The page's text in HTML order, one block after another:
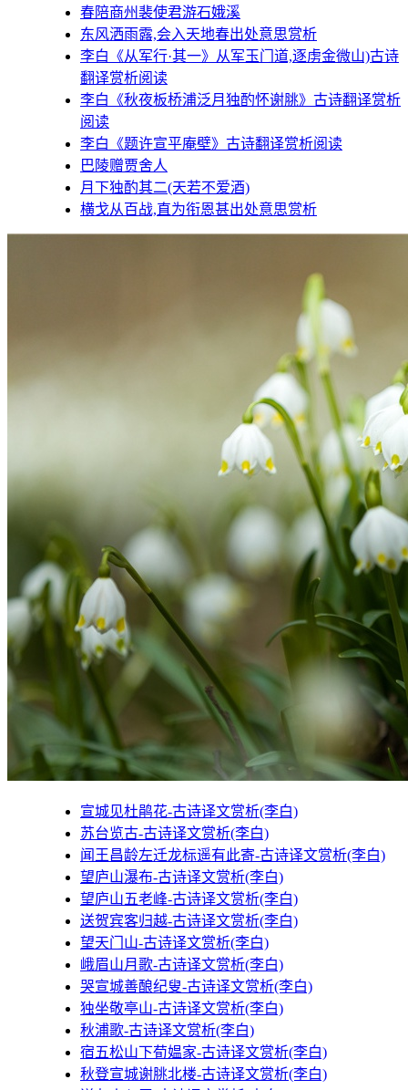
春陪商州裴使君游石娥溪
东风洒雨露,会入天地春出处意思赏析
李白《从军行·其一》从军玉门道,逐虏金微山)古诗
翻译赏析阅读
李白《秋夜板桥浦泛月独酌怀谢脁》古诗翻译赏析
阅读
李白《题许宣平庵壁》古诗翻译赏析阅读
巴陵赠贾舍人
月下独酌其二(天若不爱酒)
横戈从百战,直为衔恩甚出处意思赏析
宣城见杜鹃花-古诗译文赏析(李白)
苏台览古-古诗译文赏析(李白)
闻王昌龄左迁龙标遥有此寄-古诗译文赏析(李白)
望庐山瀑布-古诗译文赏析(李白)
望庐山五老峰-古诗译文赏析(李白)
送贺宾客归越-古诗译文赏析(李白)
望天门山-古诗译文赏析(李白)
峨眉山月歌-古诗译文赏析(李白)
哭宣城善酿纪叟-古诗译文赏析(李白)
独坐敬亭山-古诗译文赏析(李白)
秋浦歌-古诗译文赏析(李白)
宿五松山下荀媪家-古诗译文赏析(李白)
秋登宣城谢朓北楼-古诗译文赏析(李白)